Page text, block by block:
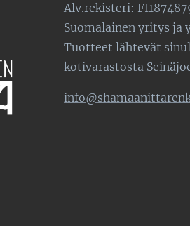
Alv.rekisteri:
Suomalainen yritys ja
Tuotteet lähtevät
kotivarastosta